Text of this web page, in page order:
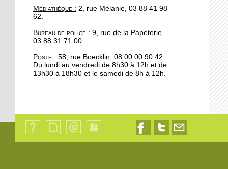
Automne fleuri pour les
commerces à la
Robertsau
13 octobre 2017
13 octobre 2017
Apéro Compost à l'Escale
Médiathèque : 2, rue Mélanie, 03 88 41 98
62.
Bureau de police : 9, rue de la Papeterie,
03 88 31 71 00.
Poste : 58, rue Boecklin, 08 00 00 90 42.
Du lundi au vendredi de 8h30 à 12h et de
13h30 à 18h30 et le samedi de 8h à 12h.